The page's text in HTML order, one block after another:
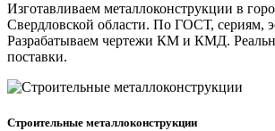
Изготавливаем металлоконструкции в
Свердловской области. По ГОСТ, сериям,
Разрабатываем чертежи КМ и КМД.
поставки.
Строительные металлоконструкции